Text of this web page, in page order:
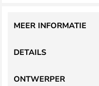
DETAILS
MEER INFORMATIE
ONTWERPER